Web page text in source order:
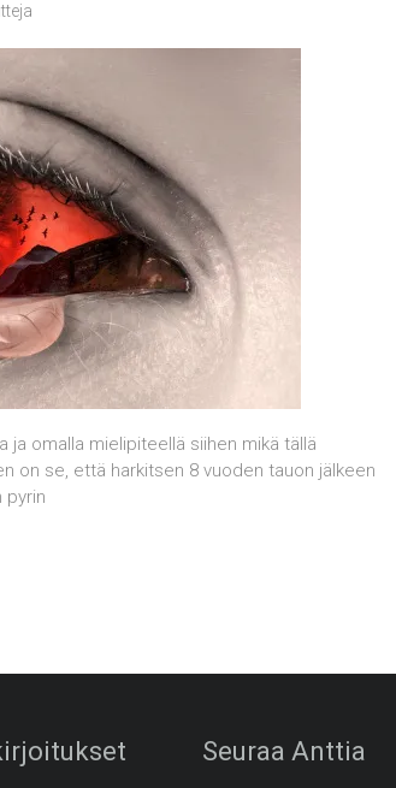
ja omalla mielipiteellä siihen mikä tällä
on se, että harkitsen 8 vuoden tauon jälkeen
pyrin
Seuraa Anttia